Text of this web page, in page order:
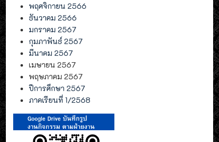
พฤศจิกายน 2566
ธันวาคม 2566
มกราคม 2567
กุมภาพันธ์ 2567
มีนาคม 2567
เมษายน 2567
พฤษภาคม 2567
ปีการศึกษา 2567
ภาคเรียนที่ 1/2568